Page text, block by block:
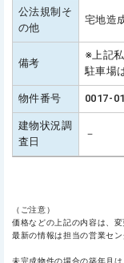
公法規制そ
の他
宅地造
備考
※上記
駐車場
物件番号 0017-
建物状況調
査日
－
（ご注意）
価格などの上記の内容は、
最新の情報は担当の営業セ
未完成物件の場合の築年月